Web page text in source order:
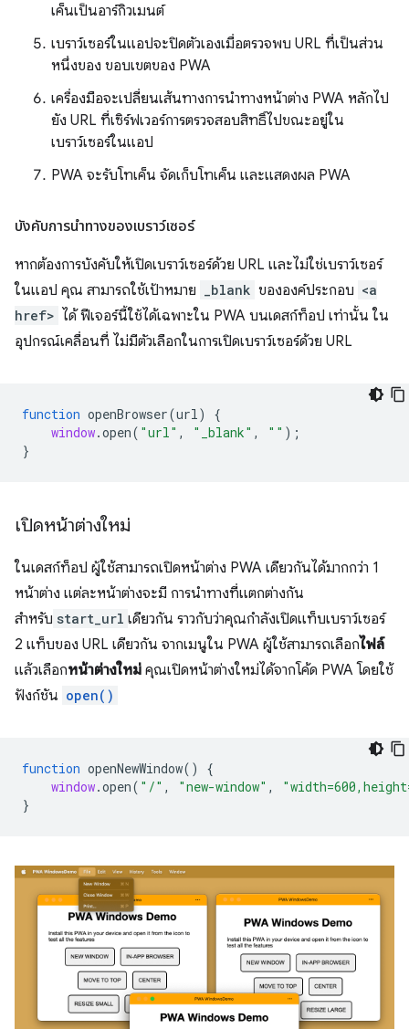
เค็นเป็นอาร์กิวเมนต์
เบราว์เซอร์ในแอปจะปิดตัวเองเมื่อตรวจพบ URL ที่เป็นส่วน
หนึ่งของ ขอบเขตของ PWA
เครื่องมือจะเปลี่ยนเส้นทางการนำทางหน้าต่าง PWA หลักไป
ยัง URL ที่เซิร์ฟเวอร์การตรวจสอบสิทธิ์ไปขณะอยู่ใน
เบราว์เซอร์ในแอป
PWA จะรับโทเค็น จัดเก็บโทเค็น และแสดงผล PWA
บังคับการนำทางของเบราว์เซอร์
หากต้องการบังคับให้เปิดเบราว์เซอร์ด้วย URL และไม่ใช่เบราว์เซอร์
ในแอป คุณ สามารถใช้เป้าหมาย
_blank ขององค์ประกอบ <a
href> ได้ ฟีเจอร์นี้ใช้ได้เฉพาะใน PWA บนเดสก์ท็อป เท่านั้น ใน
อุปกรณ์เคลื่อนที่ ไม่มีตัวเลือกในการเปิดเบราว์เซอร์ด้วย URL
function openBrowser(url )
{
window.open( "url" , "_blank" , "" );
}
เปิดหน้าต่างใหม่
ในเดสก์ท็อป ผู้ใช้สามารถเปิดหน้าต่าง PWA เดียวกันได้มากกว่า 1
หน้าต่าง แต่ละหน้าต่างจะมี การนำทางที่แตกต่างกัน
สำหรับ start_url เดียวกัน ราวกับว่าคุณกำลังเปิดแท็บเบราว์เซอร์
2 แท็บของ URL เดียวกัน จากเมนูใน PWA ผู้ใช้สามารถเลือกไฟล์
แล้วเลือกหน้าต่างใหม่ คุณเปิดหน้าต่างใหม่ได้จากโค้ด PWA โดยใช้
ฟังก์ชัน open()
function openNewWindow()
{
window.open( "/" , "new-window" ,
}